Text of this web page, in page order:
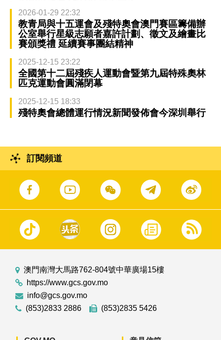
2026-01-29 22:32
教青局與十五運會及殘特奧會澳門賽區籌備辦
公室舉行星級志願者嘉許計劃、徵文及繪畫比
賽頒獎禮 延續賽事團結精神
2025-12-15 23:22
全國第十二屆殘疾人運動會暨第九屆特殊奧林
匹克運動會圓滿閉幕
2025-12-15 18:33
殘特奧會總體運行情況新聞發佈會今深圳舉行
訂閱頻道
澳門南灣大馬路762-804號中華廣場15樓
https://www.gcs.gov.mo
info@gcs.gov.mo
(853)2833 2886
(853)2835 5426